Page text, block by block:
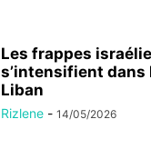
Les frappes
s’intensifient dans
Liban
Rizlene - 14/05/2026